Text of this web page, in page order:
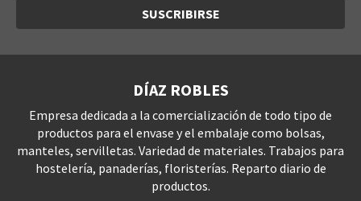
SUSCRIBIRSE
DÍAZ ROBLES
Empresa dedicada a la comercialización de todo tipo de
productos para el envase y el embalaje como bolsas,
manteles, servilletas. Variedad de materiales. Trabajos para
hostelería, panaderías, floristerías. Reparto diario de
productos.